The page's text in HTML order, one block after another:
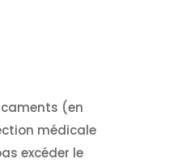
(en
médicale
excéder le